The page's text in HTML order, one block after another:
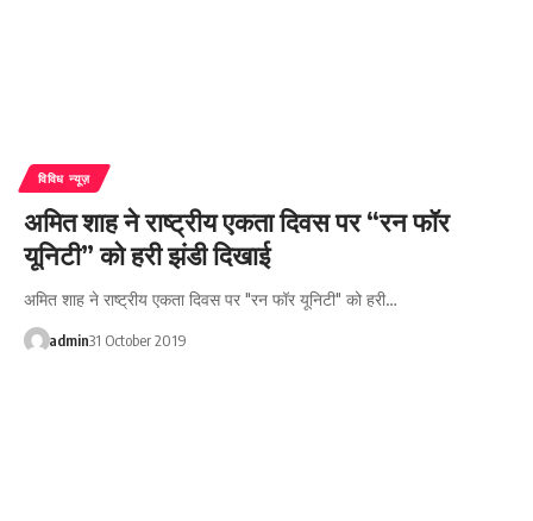
विविध न्यूज़
अमित शाह ने राष्ट्रीय एकता दिवस पर “रन फॉर
यूनिटी” को हरी झंडी दिखाई
अमित शाह ने राष्ट्रीय एकता दिवस पर "रन फॉर यूनिटी" को हरी…
admin31 October 2019